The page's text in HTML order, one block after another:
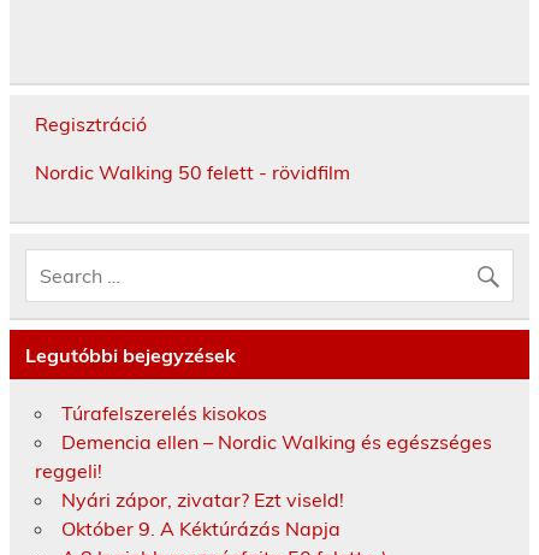
Regisztráció
Nordic Walking 50 felett - rövidfilm
Legutóbbi bejegyzések
Túrafelszerelés kisokos
Demencia ellen – Nordic Walking és egészséges
reggeli!
Nyári zápor, zivatar? Ezt viseld!
Október 9. A Kéktúrázás Napja